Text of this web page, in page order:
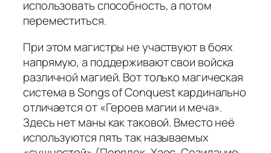
использовать способность, а потом
переместиться.
При этом магистры не участвуют в боях
напрямую, а поддерживают свои войска
различной магией. Вот только магическая
система в Songs of Conquest кардинально
отличается от «Героев магии и меча».
Здесь нет маны как таковой. Вместо неё
используются пять так называемых